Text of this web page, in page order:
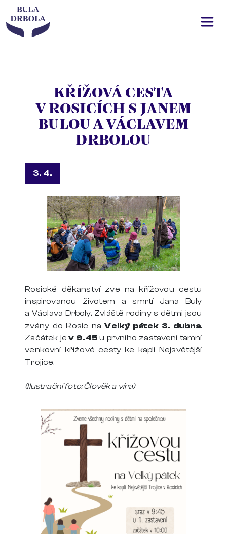
KŘÍŽOVÁ CESTA
V ROSICÍCH S JANEM
BULOU A VÁCLAVEM
DRBOLOU
3. 4.
Rosické děkanství zve na křížovou cestu
inspirovanou životem a smrtí Jana Buly
a Václava Drboly. Zvláště rodiny s dětmi jsou
zvány do Rosic naVelký pátek 3. dubna.
Začátek je v 9.45 u prvního zastavení tamní
venkovní křížové cesty ke kapli Nejsvětější
Trojice.
(Ilustrační foto: Člověk a víra)